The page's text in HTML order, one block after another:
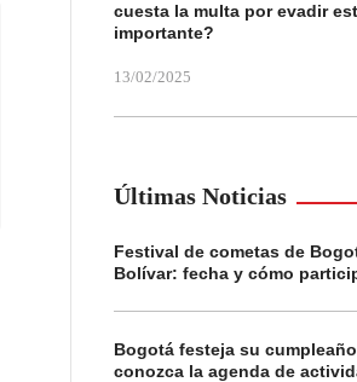
cuesta la multa por evadir
importante?
13/02/2025
Últimas Noticias
Festival de cometas de
Bolívar: fecha y cómo
Bogotá festeja su
conozca la agenda de